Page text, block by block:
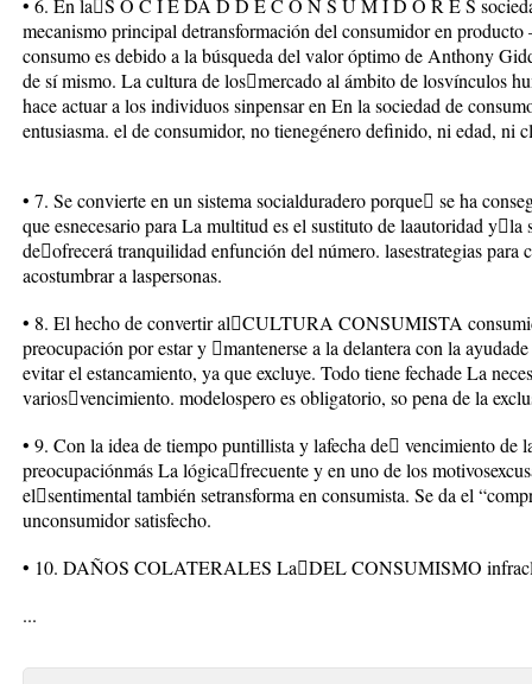
• 6. En laS O C I E DA D D E C O N S U M I D O R E S
mecanismo principal detransformación del consumidor en
consumo es debido a la búsqueda del valor óptimo de Anthony
de sí mismo. La cultura de losmercado al ámbito de losvínculos
hace actuar a los individuos sinpensar en En la sociedad de
entusiasma. el de consumidor, no tienegénero definido, ni edad, ni
• 7. Se convierte en un sistema socialduradero porque se ha
que esnecesario para La multitud es el sustituto de laautoridad
deofrecerá tranquilidad enfunción del número. lasestrategias para
acostumbrar a laspersonas.
• 8. El hecho de convertir alCULTURA CONSUMISTA
preocupación por estar y mantenerse a la delantera con la
evitar el estancamiento, ya que excluye. Todo tiene fechade La
variosvencimiento. modelospero es obligatorio, so pena de la
• 9. Con la idea de tiempo puntillista y lafecha de vencimiento de
preocupaciónmás La lógicafrecuente y en uno de los
elsentimental también setransforma en consumista. Se da el
unconsumidor satisfecho.
• 10. DAÑOS COLATERALES LaDEL CONSUMISMO
...